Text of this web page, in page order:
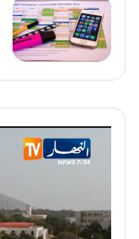
مشغل
الفيديو